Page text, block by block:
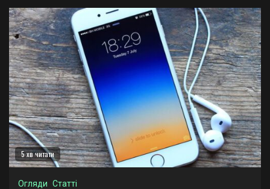
5 хв читати
Огляди Статті